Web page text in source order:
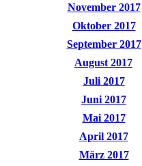
November 2017
Oktober 2017
September 2017
August 2017
Juli 2017
Juni 2017
Mai 2017
April 2017
März 2017